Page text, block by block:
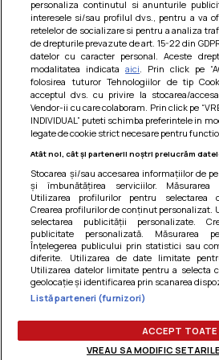
Oua umplute cu crema cu
simplu de preparat si cu un
aceasta reteta...
Îmi place Distribuie
Termeni si conditii |
confidentialitate|
personaliza continutul si anunturile
interesele si/sau profilul dvs., pentru a va
retelelor de socializare si pentru a analiza
de drepturile prevazute de art. 15-22 din
datelor cu caracter personal. Aceste
modalitatea indicataaici . Prin click pe
folosirea tuturor Tehnologiilor de tip
acceptul dvs. cu privire la stocarea/
Vendor-ii cu care colaboram. Prin click pe
INDIVIDUAL” puteti schimba preferintele in
legate de cookie strict necesare pentru
Atât noi, cât și partenerii noștri prelucrăm
Stocarea și/sau accesarea informațiilor de
și îmbunătățirea serviciilor. Măsurarea
Utilizarea profilurilor pentru selectarea
Crearea profilurilor de conținut personalizat.
selectarea publicității personalizate.
publicitate personalizată. Măsurarea
Înțelegerea publicului prin statistici sau
diferite. Utilizarea de date limitate
Utilizarea datelor limitate pentru a selecta
geolocație și identificarea prin scanarea
Listă parteneri (furnizori)
ACCEPT TOATE
VREAU SA MODIFIC